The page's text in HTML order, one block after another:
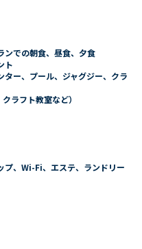
ンでの朝食、昼食、夕食
ト
ー、プール、ジャグジー、クラ
ラフト教室など）
プ、Wi-Fi、エステ、ランドリー